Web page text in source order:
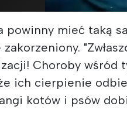
powinny mieć taką
Choroby wśród
ich cierpienie
kotów i psów